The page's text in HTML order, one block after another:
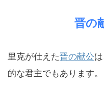
晋の
里克が仕えた晋の献公
的な君主でもあります。